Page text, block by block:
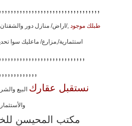
,,,,,,,,,
طبلك موجود ,/اراض/ منازل دور
استثمارية/,مزارع/ ماعليك سوا
نستقبل عقارك البيع
مكتب المحيسن